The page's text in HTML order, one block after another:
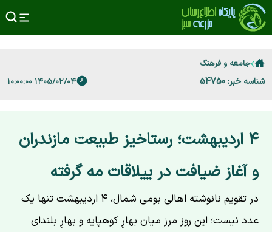
جامعه و فرهنگ
شناسه خبر: 54750 ۱۴۰۵/۰۲/۰۴ ۱۰:۰۰:۰۰
۴ اردیبهشت؛ رستاخیز طبیعت مازندران
و آغاز ضیافت در ییلاقات مه گرفته
در تقویم نانوشته اهالی بومی شمال، ۴ اردیبهشت تنها یک
عدد نیست؛ این روز مرز میان بهارِ کوهپایه و بهارِ بلندای